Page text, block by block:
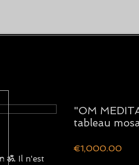
ॐ. Il n'est
"OM
tableau
€1,000.00